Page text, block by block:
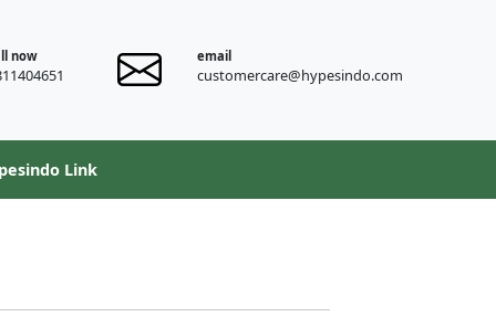
now email
customercare@hypesindo.com
Link